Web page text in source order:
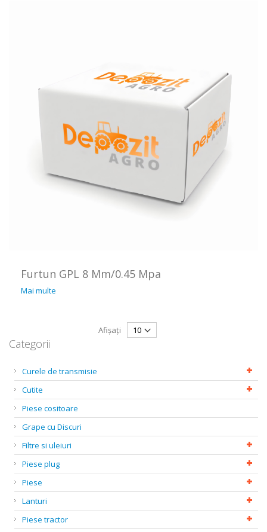
Furtun GPL 8 Mm/0.45 Mpa
Mai multe
Afișați
Categorii
Curele de transmisie
Cutite
Piese cositoare
Grape cu Discuri
Filtre si uleiuri
Piese plug
Piese
Lanturi
Piese tractor